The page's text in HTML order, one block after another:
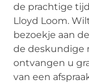
de prachtige
Lloyd Loom.
bezoekje aan
de deskundige
ontvangen u
van een